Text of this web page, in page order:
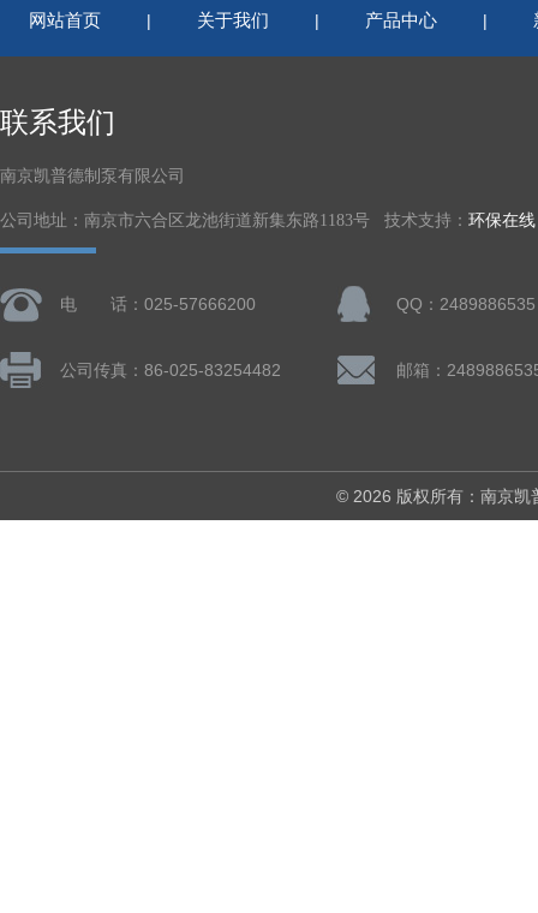
网站首页 | 关于我们 | 产品中心 |
联系我们
南京凯普德制泵有限公司
公司地址：南京市六合区龙池街道新集东路1183号 技术支持： 环保在线
电 话：025-57666200 QQ：2489886535
公司传真：86-025-83254482 邮箱：
© 2026 版权所有：南京